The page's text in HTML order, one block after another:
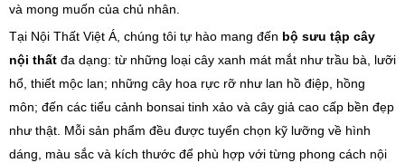
và mong muốn của chủ nhân.
Tại Nội Thất Việt Á, chúng tôi tự hào mang đến bộ sưu tập cây
nội thất đa dạng: từ những loại cây xanh mát mắt như trầu bà, lưỡi
hổ, thiết mộc lan; những cây hoa rực rỡ như lan hồ điệp, hồng
môn; đến các tiểu cảnh bonsai tinh xảo và cây giả cao cấp bền đẹp
như thật. Mỗi sản phẩm đều được tuyển chọn kỹ lưỡng về hình
dáng, màu sắc và kích thước để phù hợp với từng phong cách nội